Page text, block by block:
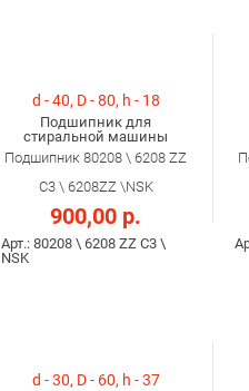
d - 40, D - 80, h - 18
Подшипник для
стиральной машины
Подшипник 80208 \ 6208 ZZ
С3 \ 6208ZZ \NSK
900,00 р.
Арт.: 80208 \ 6208 ZZ C3 \
NSK
d - 30, D - 60, h - 37